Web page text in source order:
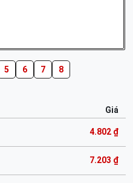
5 6 7 8
Giá
4.802 ₫
7.203 ₫